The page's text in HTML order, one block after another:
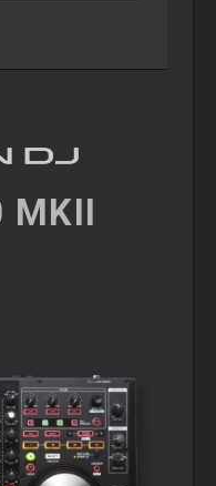
MKII